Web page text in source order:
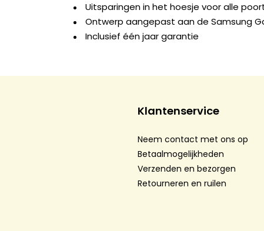
Uitsparingen in het hoesje voor alle
Ontwerp aangepast aan de Samsung
Inclusief één jaar garantie
Klantenservice
Neem contact met ons op
Betaalmogelijkheden
Verzenden en bezorgen
Retourneren en ruilen